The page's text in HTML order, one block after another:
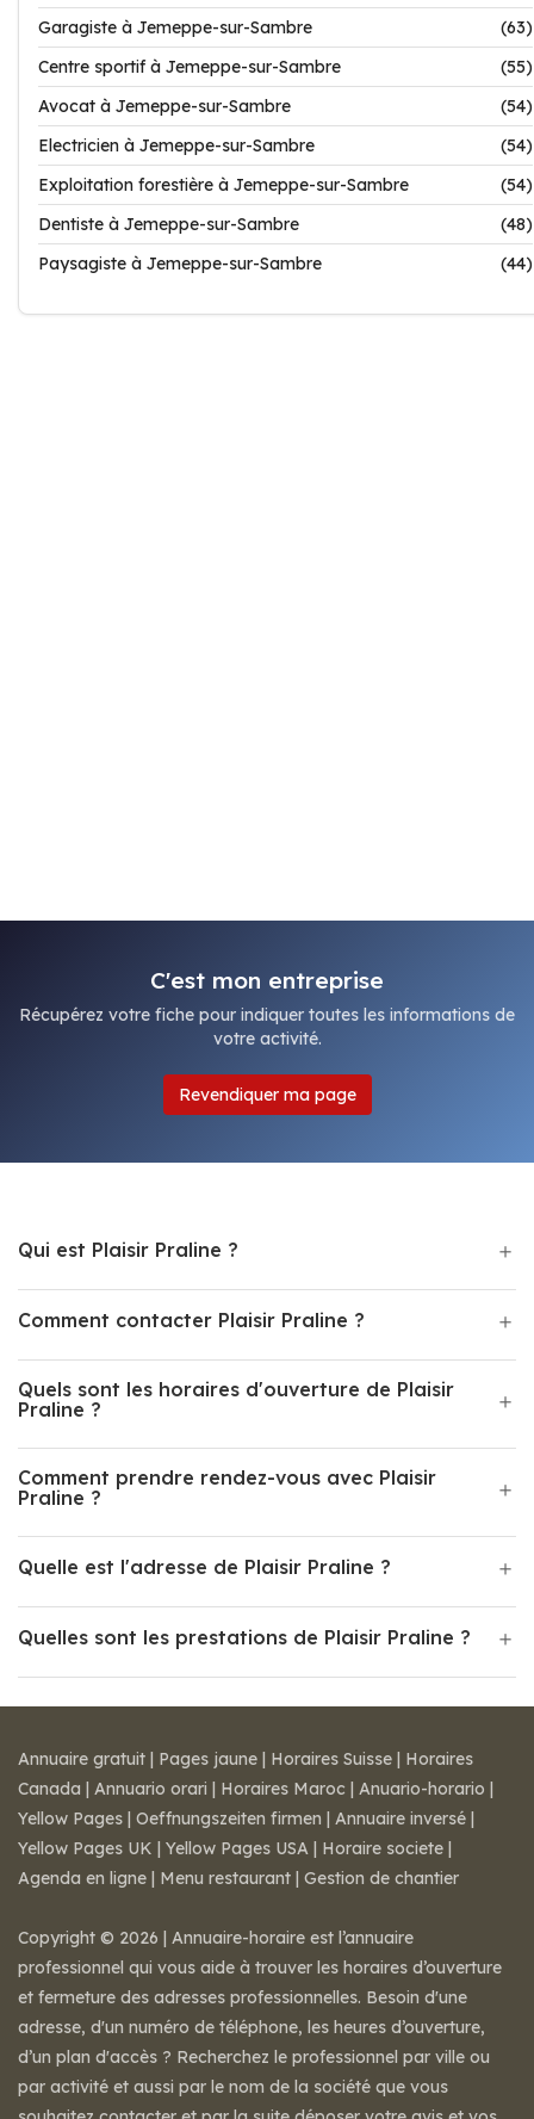
Garagiste à Jemeppe-sur-Sambre
(63)
Centre sportif à Jemeppe-sur-Sambre
(55)
Avocat à Jemeppe-sur-Sambre
(54)
Electricien à Jemeppe-sur-Sambre
(54)
Exploitation forestière à Jemeppe-sur-Sambre
(54)
Dentiste à Jemeppe-sur-Sambre
(48)
Paysagiste à Jemeppe-sur-Sambre
(44)
C'est mon entreprise
Récupérez votre fiche pour indiquer toutes les informations de
votre activité.
Revendiquer ma page
Qui est Plaisir Praline ?
Comment contacter Plaisir Praline ?
Quels sont les horaires d'ouverture de Plaisir
Praline ?
Comment prendre rendez-vous avec Plaisir
Praline ?
Quelle est l'adresse de Plaisir Praline ?
Quelles sont les prestations de Plaisir Praline ?
Annuaire gratuit | Pages jaune | Horaires Suisse | Horaires
Canada | Annuario orari | Horaires Maroc | Anuario-horario |
Yellow Pages | Oeffnungszeiten firmen | Annuaire inversé |
Yellow Pages UK | Yellow Pages USA | Horaire societe |
Agenda en ligne | Menu restaurant | Gestion de chantier
Copyright © 2026 | Annuaire-horaire est l’annuaire
professionnel qui vous aide à trouver les horaires d’ouverture
et fermeture des adresses professionnelles. Besoin d'une
adresse, d'un numéro de téléphone, les heures d’ouverture,
d’un plan d'accès ? Recherchez le professionnel par ville ou
par activité et aussi par le nom de la société que vous